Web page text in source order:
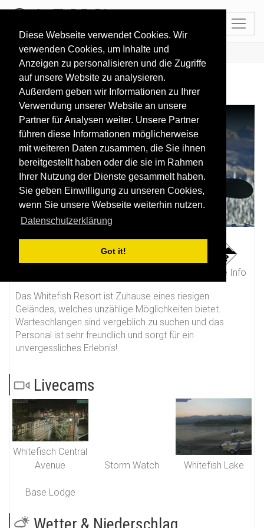
Diese Webseite verwendet Cookies. Wir
verwenden Cookies, um Inhalte und
Anzeigen zu personalisieren und die Zugriffe
auf unsere Website zu analysieren.
Außerdem geben wir Informationen zu Ihrer
Verwendung unserer Website an unsere
Partner für Analysen weiter. Unsere Partner
führen diese Informationen möglicherweise
mit weiteren Daten zusammen, die Sie ihnen
bereitgestellt haben oder die sie im Rahmen
Ihrer Nutzung der Dienste gesammelt haben.
Sie geben Einwilligung zu unseren Cookies,
wenn Sie unsere Webseite weiterhin nutzen.
Datenschutzerklärung
Got it!
HOME RESORTS Whitefish
Whitefish
1361 - 2078 m
keine Info
Das Whitefish Resort ist Zuhause eines riesigen
Geländes, welches unzählige Möglichkeiten bietet.
Warteschlangen sind vergeblich zu suchen und das
Personal ist sehr freundlich und sorgt für ein
unvergessliches Erlebnis!
Livecams
Whitefisch Central
Avenue
Storm Watch Whitefish Lake
Base Lodge
Wetter & Niederschlag